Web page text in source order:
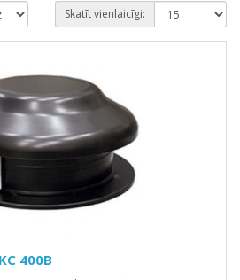
Skatīt vienlaicīgi:
400B